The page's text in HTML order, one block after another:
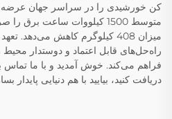
کن خورشیدی را در سراسر جهان
متوسط 1500 کیلووات ساعت
میزان 408 کیلوگرم کاهش می‌دهد.
راه‌حل‌های قابل اعتماد و دوستدار
فراهم می‌کند. خوش آمدید و با ما تماس
دریافت کنید، بیایید با هم دنیایی پایدار